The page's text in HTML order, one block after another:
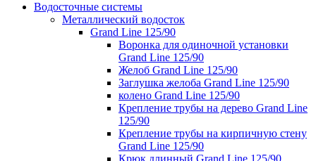
Водосточные системы
Металлический водосток
Grand Line 125/90
Воронка для одиночной установки
Grand Line 125/90
Желоб Grand Line 125/90
Заглушка желоба Grand Line 125/90
колено Grand Line 125/90
Крепление трубы на дерево Grand Line
125/90
Крепление трубы на кирпичную стену
Grand Line 125/90
Крюк длинный Grand Line 125/90